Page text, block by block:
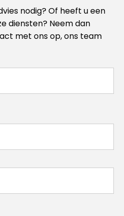
nodig? Of heeft u een
diensten? Neem dan
met ons op, ons team